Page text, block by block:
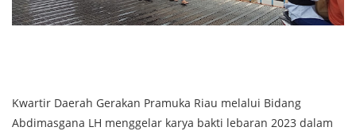
Kwartir Daerah Gerakan Pramuka Riau melalui Bidang
Abdimasgana LH menggelar karya bakti lebaran 2023 dalam